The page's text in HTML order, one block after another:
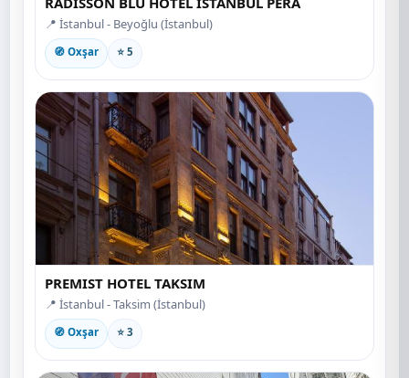
📍 İstanbul - Beyoğlu (İstanbul)
🧭 Oxşar ⭐ 5
PREMIST HOTEL TAKSIM
📍 İstanbul - Taksim (İstanbul)
🧭 Oxşar ⭐ 3